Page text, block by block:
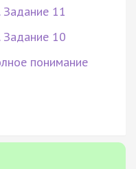
Задание 11
Задание 10
понимание